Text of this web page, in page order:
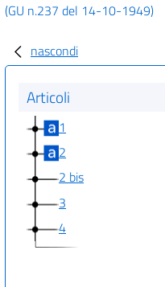
(GU n.237 del 14-10-1949)
nascondi
Articoli
1
2
2 bis
3
4